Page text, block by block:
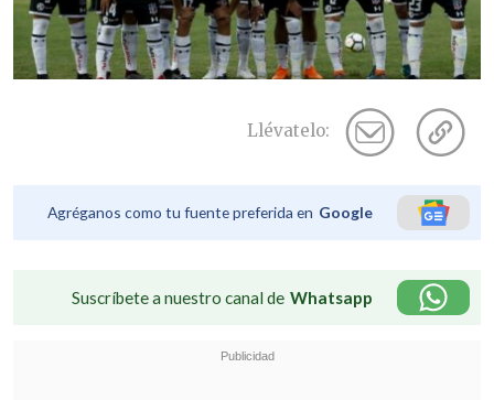
Llévatelo:
Agréganos como tu fuente preferida en Google
Suscríbete a nuestro canal de Whatsapp